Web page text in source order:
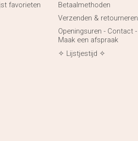
favorieten
Betaalmethoden
Verzenden & retourneren
Openingsuren - Contact -
Maak een afspraak
✧ Lijstjestijd ✧